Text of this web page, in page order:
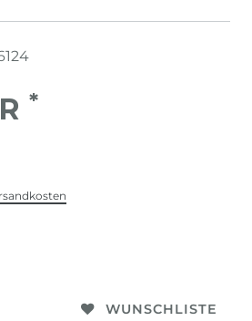
*
WUNSCHLISTE